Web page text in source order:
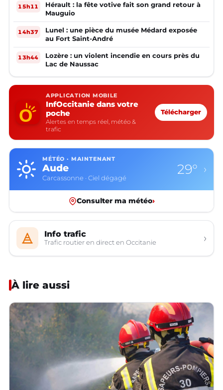
15h11
Hérault : la fête votive fait son grand retour à
Mauguio
14h37
Lunel : une pièce du musée Médard exposée
au Fort Saint-André
13h44
Lozère : un violent incendie en cours près du
Lac de Naussac
APPLICATION MOBILE
InfOccitanie dans votre
poche
Alertes en temps réel, météo &
trafic
Télécharger
MÉTÉO · MAINTENANT
Aude
Carcassonne · Ciel dégagé
29° ›
Consulter ma météo›
Info trafic
Trafic routier en direct en Occitanie ›
À lire aussi